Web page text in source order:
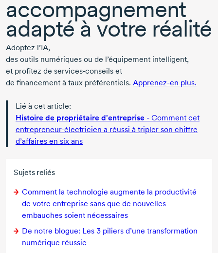
Sujets reliés
Comment la technologie augmente la productivité
de votre entreprise sans que de nouvelles
embauches soient nécessaires
De notre blogue: Les 3 piliers d’une transformation
numérique réussie
accompagnement
adapté à votre réalité
Adoptez l’IA,
des outils numériques ou de l’équipement intelligent,
et profitez de services‑conseils et
de financement à taux préférentiels. Apprenez-en plus.
Lié à cet article:
Histoire de propriétaire d'entreprise - Comment cet
entrepreneur-électricien a réussi à tripler son chiffre
d’affaires en six ans